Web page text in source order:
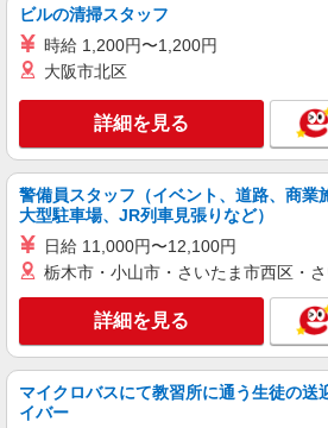
アルバイト パート 職業紹介
株式会社フルキャスト東京支社/EA0401G-
カンタン軽作業スタ
など）
時給1600円〜1800
当で時給UP
東京都新宿区
アルバイト パート 職業紹介
株式会社フルキャスト東京支社/EA0401G-
未経験OK♪カンタン事
時給1600円〜1800
当で時給UP
ビルの清掃スタッフ
時給 1,200円〜1,200円
大阪市北区
詳細を見る
警備員スタッフ（イベント、道路、商業
大型駐車場、JR列車見張りなど）
日給 11,000円〜12,100円
栃木市・小山市・さいたま市西区・
詳細を見る
マイクロバスにて教習所に通う生徒の送
イバー